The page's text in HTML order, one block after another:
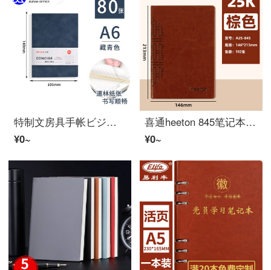
特制文房具手帐ビジネス批发记录本皮诺托子A 6ポータブル本160页ネイビー2册装
¥0~
喜通heeton 845笔记本ビジネス高级加厚b 5手帐高级a 4记事本仕事高颜値12 k事务本カスタマイズ卸売(中本)A 5/25-845-茶色
¥0~